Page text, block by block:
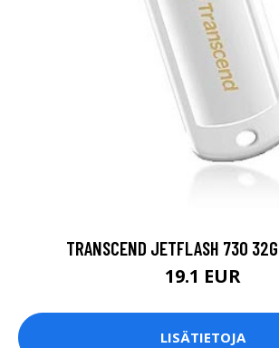
TRANSCEND JETFLASH 730
19.1 EUR
LISÄTIETOJA